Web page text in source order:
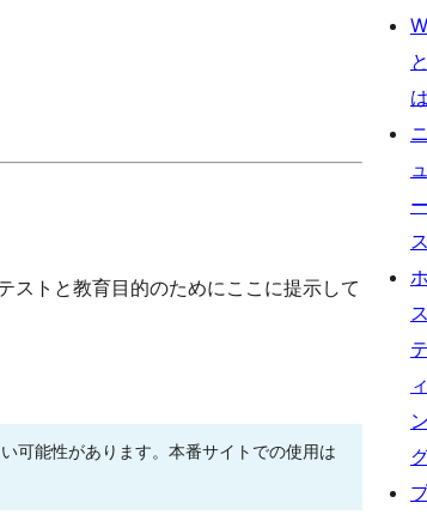
ストと教育目的のためにここに提示して
可能性があります。本番サイトでの使用は